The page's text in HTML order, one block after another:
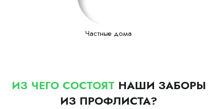
Частные дома
ИЗ ЧЕГО СОСТОЯТ НАШИ ЗАБОРЫ
ИЗ ПРОФЛИСТА?